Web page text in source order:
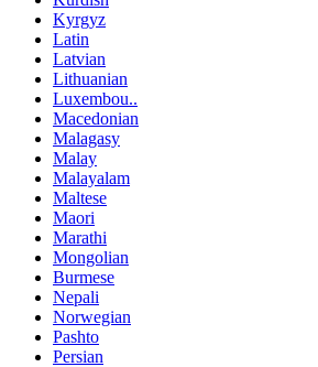
Kyrgyz
Latin
Latvian
Lithuanian
Luxembou..
Macedonian
Malagasy
Malay
Malayalam
Maltese
Maori
Marathi
Mongolian
Burmese
Nepali
Norwegian
Pashto
Persian